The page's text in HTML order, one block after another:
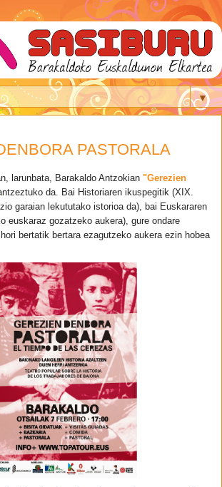
▼
PASTORALA
larunbata, Barakaldo Antzokian "Gerezien
da. Bai Historiaren ikuspegitik (XIX.
garaian lekututako istorioa da), bai Euskararen
euskaraz gozatzeko aukera), gure ondare
bertatik bertara ezagutzeko aukera ezin hobea